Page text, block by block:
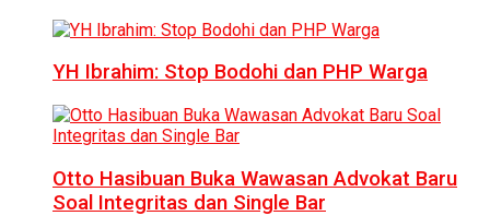
YH Ibrahim: Stop Bodohi dan PHP Warga
Otto Hasibuan Buka Wawasan Advokat Baru
Soal Integritas dan Single Bar